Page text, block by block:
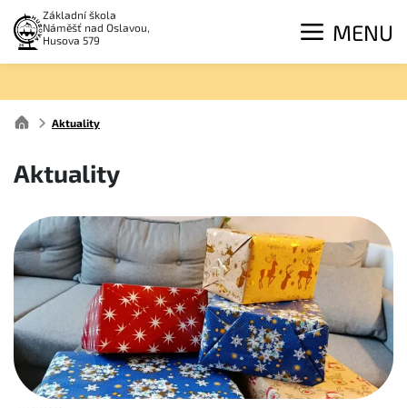
Základní škola
Náměšť nad Oslavou,
Husova 579
MENU
Aktuality
Aktuality